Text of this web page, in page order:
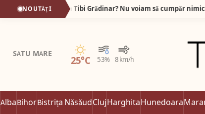
NOUTĂȚI De ce stau oamenii la rând la Tibi Grădinar? Nu voiam să cumpăr nimic… dar am plecat cu sacoșa plină!
SATU MARE
25°C 53% 8 km/h
Senin
AlbaBihorBistrița NăsăudClujHarghitaHunedoara